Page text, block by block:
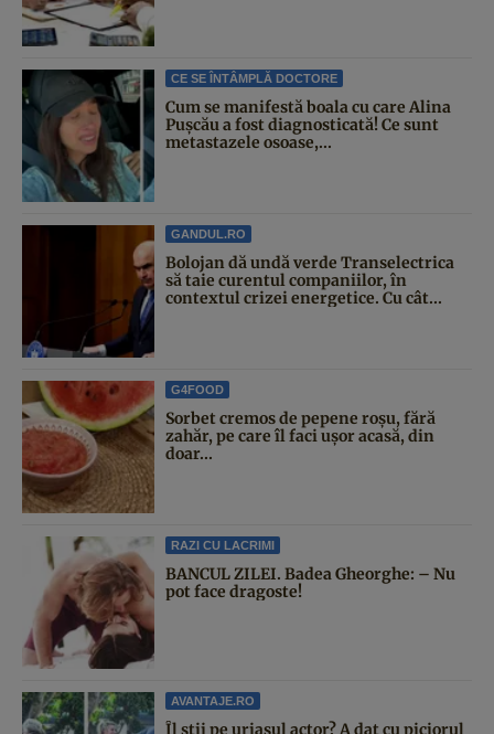
CE SE ÎNTÂMPLĂ DOCTORE
Cum se manifestă boala cu care Alina
Pușcău a fost diagnosticată! Ce sunt
metastazele osoase,...
GANDUL.RO
Bolojan dă undă verde Transelectrica
să taie curentul companiilor, în
contextul crizei energetice. Cu cât...
G4FOOD
Sorbet cremos de pepene roșu, fără
zahăr, pe care îl faci ușor acasă, din
doar...
RAZI CU LACRIMI
BANCUL ZILEI. Badea Gheorghe: – Nu
pot face dragoste!
AVANTAJE.RO
Îl știi pe uriașul actor? A dat cu piciorul